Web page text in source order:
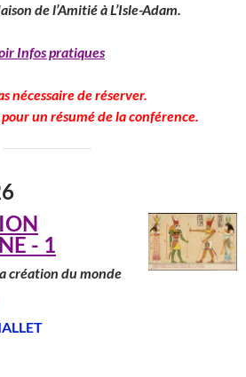
de l’Amitié à L’Isle-Adam.
Infos pratiques
nécessaire de réserver.
un résumé de la conférence.
- 1
création du monde